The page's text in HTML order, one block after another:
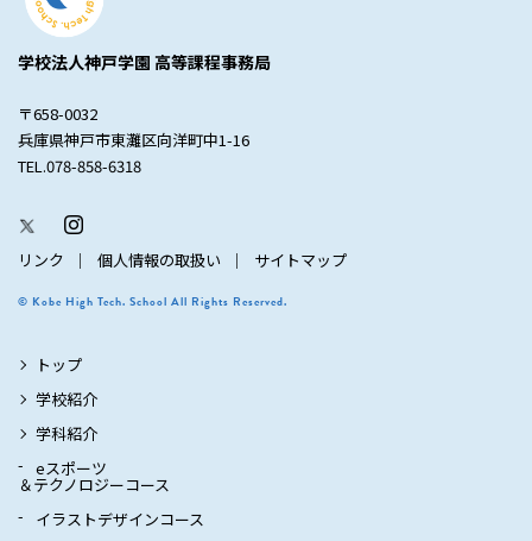
学校法人神戸学園 高等課程事務局
〒658-0032
兵庫県神戸市東灘区向洋町中1-16
TEL.078-858-6318
リンク 個人情報の取扱い サイトマップ
© Kobe High Tech. School All Rights Reserved.
トップ
学校紹介
学科紹介
eスポーツ
＆テクノロジーコース
イラストデザインコース